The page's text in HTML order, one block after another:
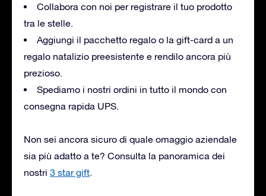
Collabora con noi per registrare il tuo prodotto
tra le stelle.
Aggiungi il pacchetto regalo o la gift-card a un
regalo natalizio preesistente e rendilo ancora più
prezioso.
Spediamo i nostri ordini in tutto il mondo con
consegna rapida UPS.
Non sei ancora sicuro di quale omaggio aziendale
sia più adatto a te? Consulta la panoramica dei
nostri 3 star gift.